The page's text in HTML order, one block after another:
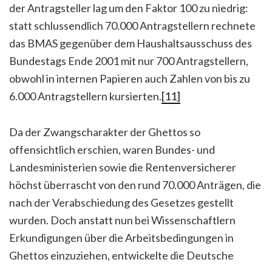
der Antragsteller lag um den Faktor 100 zu niedrig:
statt schlussendlich 70.000 Antragstellern rechnete
das BMAS gegenüber dem Haushaltsausschuss des
Bundestags Ende 2001 mit nur 700 Antragstellern,
obwohl in internen Papieren auch Zahlen von bis zu
6.000 Antragstellern kursierten.[11]
Da der Zwangscharakter der Ghettos so
offensichtlich erschien, waren Bundes- und
Landesministerien sowie die Rentenversicherer
höchst überrascht von den rund 70.000 Anträgen, die
nach der Verabschiedung des Gesetzes gestellt
wurden. Doch anstatt nun bei Wissenschaftlern
Erkundigungen über die Arbeitsbedingungen in
Ghettos einzuziehen, entwickelte die Deutsche